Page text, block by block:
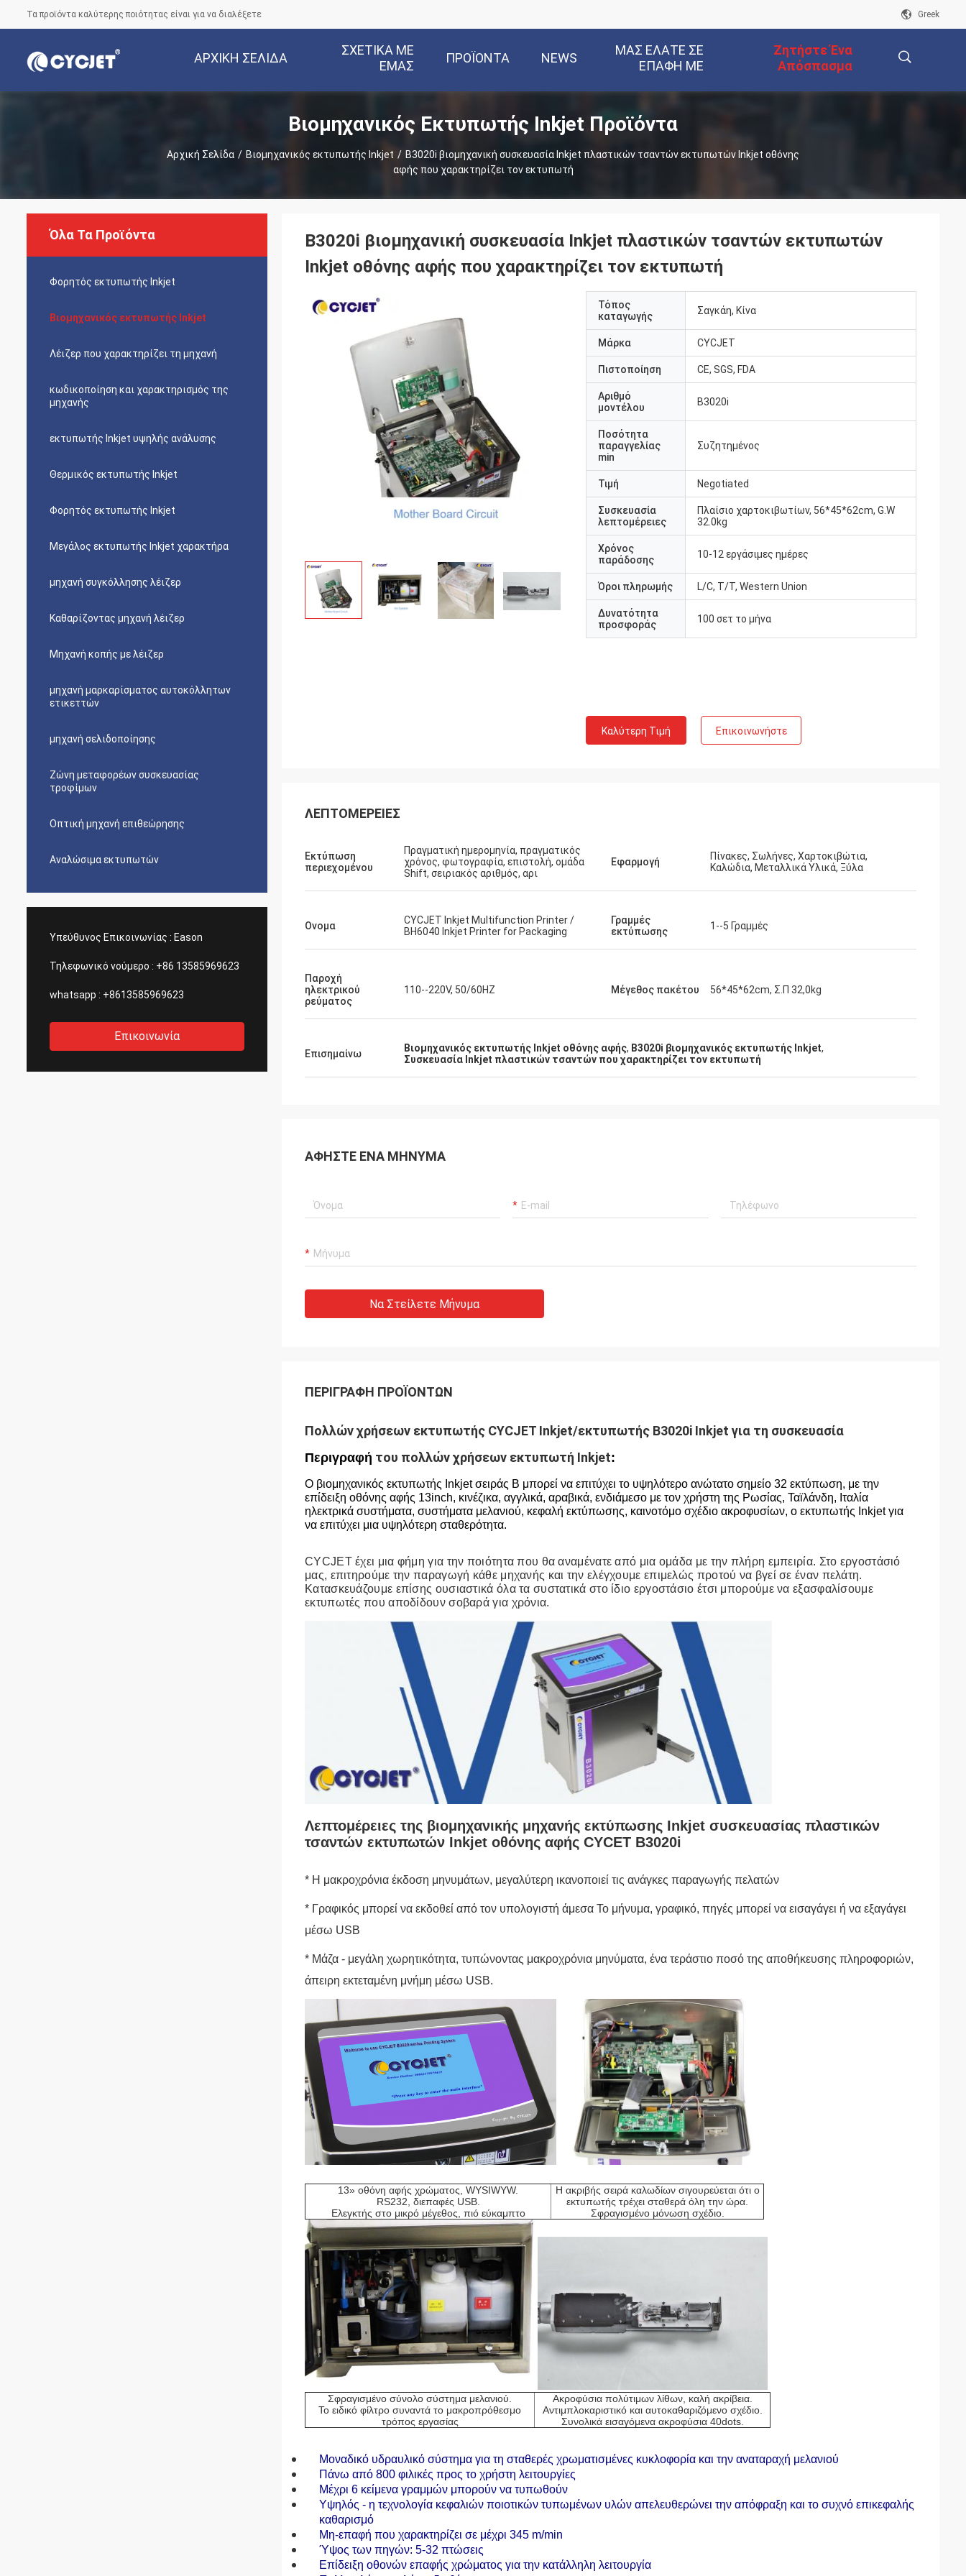
Τα προϊόντα καλύτερης ποιότητας είναι για να διαλέξετε Greek
ΑΡΧΙΚΉ ΣΕΛΊΔΑ
ΣΧΕΤΙΚΆ ΜΕ
ΕΜΆΣ
ΠΡΟΪΌΝΤΑ NEWS
ΜΑΣ ΕΛΆΤΕ ΣΕ
ΕΠΑΦΉ ΜΕ
Ζητήστε Ένα
Απόσπασμα
Βιομηχανικός Εκτυπωτής Inkjet Προϊόντα
Αρχική Σελίδα / Βιομηχανικός εκτυπωτής Inkjet / B3020i βιομηχανική συσκευασία Inkjet πλαστικών τσαντών εκτυπωτών Inkjet οθόνης
αφής που χαρακτηρίζει τον εκτυπωτή
Όλα Τα Προϊόντα
Φορητός εκτυπωτής Inkjet
Βιομηχανικός εκτυπωτής Inkjet
Λέιζερ που χαρακτηρίζει τη μηχανή
κωδικοποίηση και χαρακτηρισμός της
μηχανής
εκτυπωτής Inkjet υψηλής ανάλυσης
Θερμικός εκτυπωτής Inkjet
Φορητός εκτυπωτής Inkjet
Μεγάλος εκτυπωτής Inkjet χαρακτήρα
μηχανή συγκόλλησης λέιζερ
Καθαρίζοντας μηχανή λέιζερ
Μηχανή κοπής με λέιζερ
μηχανή μαρκαρίσματος αυτοκόλλητων
ετικεττών
μηχανή σελιδοποίησης
Ζώνη μεταφορέων συσκευασίας
τροφίμων
Οπτική μηχανή επιθεώρησης
Αναλώσιμα εκτυπωτών
Υπεύθυνος Επικοινωνίας : Eason
Τηλεφωνικό νούμερο : +86 13585969623
whatsapp : +8613585969623
Επικοινωνία
B3020i βιομηχανική συσκευασία Inkjet πλαστικών τσαντών εκτυπωτών
Inkjet οθόνης αφής που χαρακτηρίζει τον εκτυπωτή
Τόπος
καταγωγής
Σαγκάη, Κίνα
Μάρκα CYCJET
Πιστοποίηση CE, SGS, FDA
Αριθμό
μοντέλου
B3020i
Ποσότητα
παραγγελίας
min
Συζητημένος
Τιμή Negotiated
Συσκευασία
λεπτομέρειες
Πλαίσιο χαρτοκιβωτίων, 56*45*62cm, G.W
32.0kg
Χρόνος
παράδοσης
10-12 εργάσιμες ημέρες
Όροι πληρωμής L/C, T/T, Western Union
Δυνατότητα
προσφοράς
100 σετ το μήνα
Καλύτερη Τιμή Επικοινωνήστε
ΛΕΠΤΟΜΈΡΕΙΕΣ
Εκτύπωση
περιεχομένου
Πραγματική ημερομηνία, πραγματικός
χρόνος, φωτογραφία, επιστολή, ομάδα
Shift, σειριακός αριθμός, αρι
Εφαρμογή
Πίνακες, Σωλήνες, Χαρτοκιβώτια,
Καλώδια, Μεταλλικά Υλικά, Ξύλα
Ονομα
CYCJET Inkjet Multifunction Printer /
BH6040 Inkjet Printer for Packaging
Γραμμές
εκτύπωσης
1--5 Γραμμές
Παροχή
ηλεκτρικού
ρεύματος
110--220V, 50/60HZ Μέγεθος πακέτου 56*45*62cm, Σ.Π 32,0kg
Επισημαίνω Βιομηχανικός εκτυπωτής Inkjet οθόνης αφής, B3020i βιομηχανικός εκτυπωτής Inkjet,
Συσκευασία Inkjet πλαστικών τσαντών που χαρακτηρίζει τον εκτυπωτή
ΑΦΉΣΤΕ ΈΝΑ ΜΉΝΥΜΑ
Να Στείλετε Μήνυμα
ΠΕΡΙΓΡΑΦΉ ΠΡΟΪΌΝΤΩΝ
Πολλών χρήσεων εκτυπωτής CYCJET Inkjet/εκτυπωτής B3020i Inkjet για τη συσκευασία
Περιγραφή του πολλών χρήσεων εκτυπωτή Inkjet:
Ο βιομηχανικός εκτυπωτής Inkjet σειράς Β μπορεί να επιτύχει το υψηλότερο ανώτατο σημείο 32 εκτύπωση, με την
επίδειξη οθόνης αφής 13inch, κινέζικα, αγγλικά, αραβικά, ενδιάμεσο με τον χρήστη της Ρωσίας, Ταϊλάνδη, Ιταλία
ηλεκτρικά συστήματα, συστήματα μελανιού, κεφαλή εκτύπωσης, καινοτόμο σχέδιο ακροφυσίων, ο εκτυπωτής Inkjet για
να επιτύχει μια υψηλότερη σταθερότητα.
CYCJET έχει μια φήμη για την ποιότητα που θα αναμένατε από μια ομάδα με την πλήρη εμπειρία. Στο εργοστάσιό
μας, επιτηρούμε την παραγωγή κάθε μηχανής και την ελέγχουμε επιμελώς προτού να βγεί σε έναν πελάτη.
Κατασκευάζουμε επίσης ουσιαστικά όλα τα συστατικά στο ίδιο εργοστάσιο έτσι μπορούμε να εξασφαλίσουμε
εκτυπωτές που αποδίδουν σοβαρά για χρόνια.
Λεπτομέρειες της βιομηχανικής μηχανής εκτύπωσης Inkjet συσκευασίας πλαστικών
τσαντών εκτυπωτών Inkjet οθόνης αφής CYCET B3020i
* Η μακροχρόνια έκδοση μηνυμάτων, μεγαλύτερη ικανοποιεί τις ανάγκες παραγωγής πελατών
* Γραφικός μπορεί να εκδοθεί από τον υπολογιστή άμεσα Το μήνυμα, γραφικό, πηγές μπορεί να εισαγάγει ή να εξαγάγει
μέσω USB
* Μάζα - μεγάλη χωρητικότητα, τυπώνοντας μακροχρόνια μηνύματα, ένα τεράστιο ποσό της αποθήκευσης πληροφοριών,
άπειρη εκτεταμένη μνήμη μέσω USB.
13» οθόνη αφής χρώματος, WYSIWYW.
RS232, διεπαφές USB.
Ελεγκτής στο μικρό μέγεθος, πιό εύκαμπτο
Η ακριβής σειρά καλωδίων σιγουρεύεται ότι ο
εκτυπωτής τρέχει σταθερά όλη την ώρα.
Σφραγισμένο μόνωση σχέδιο.
Σφραγισμένο σύνολο σύστημα μελανιού.
Το ειδικό φίλτρο συναντά το μακροπρόθεσμο
τρόπος εργασίας
Ακροφύσια πολύτιμων λίθων, καλή ακρίβεια.
Αντιμπλοκαριστικό και αυτοκαθαριζόμενο σχέδιο.
Συνολικά εισαγόμενα ακροφύσια 40dots.
Μοναδικό υδραυλικό σύστημα για τη σταθερές χρωματισμένες κυκλοφορία και την αναταραχή μελανιού
Πάνω από 800 φιλικές προς το χρήστη λειτουργίες
Μέχρι 6 κείμενα γραμμών μπορούν να τυπωθούν
Υψηλός - η τεχνολογία κεφαλιών ποιοτικών τυπωμένων υλών απελευθερώνει την απόφραξη και το συχνό επικεφαλής
καθαρισμό
Μη-επαφή που χαρακτηρίζει σε μέχρι 345 m/min
Ύψος των πηγών: 5-32 πτώσεις
Επίδειξη οθονών επαφής χρώματος για την κατάλληλη λειτουργία